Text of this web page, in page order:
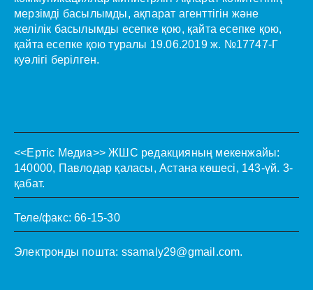
мерзімді басылымды, ақпарат агенттігін және
желілік басылымды есепке қою, қайта есепке қою,
қайта есепке қою туралы 19.06.2019 ж. №17747-Г
куәлігі берілген.
<<Ертіс Медиа>> ЖШС редакцияның мекенжайы:
140000, Павлодар қаласы, Астана көшесі, 143-үй. 3-
қабат.
Теле/факс: 66-15-30
Электронды пошта: ssamaly29@gmail.com.